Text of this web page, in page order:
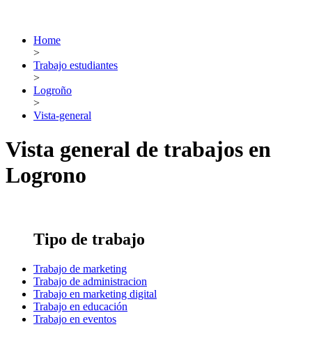
Home
>
Trabajo estudiantes
>
Logroño
>
Vista-general
Vista general de trabajos en
Logrono
Tipo de trabajo
Trabajo de marketing
Trabajo de administracion
Trabajo en marketing digital
Trabajo en educación
Trabajo en eventos